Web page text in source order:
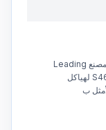
الفولاذ عالي القوة S420/S460 - مباشرة من المصنع Leading
Top Union. توريد الفولاذ عالي القوة S420 وS460 لهياكل
ب